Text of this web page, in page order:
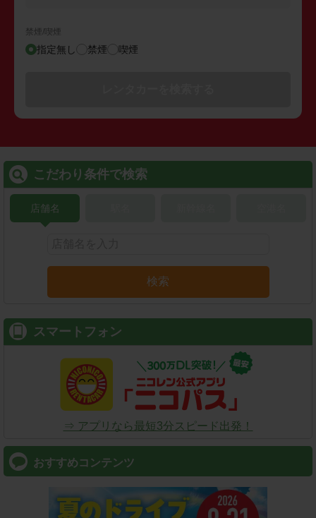
禁煙/喫煙
指定無し 禁煙 喫煙
こだわり条件で検索
店舗名
検索
スマートフォン
⇒ アプリなら最短3分スピード出発！
おすすめコンテンツ